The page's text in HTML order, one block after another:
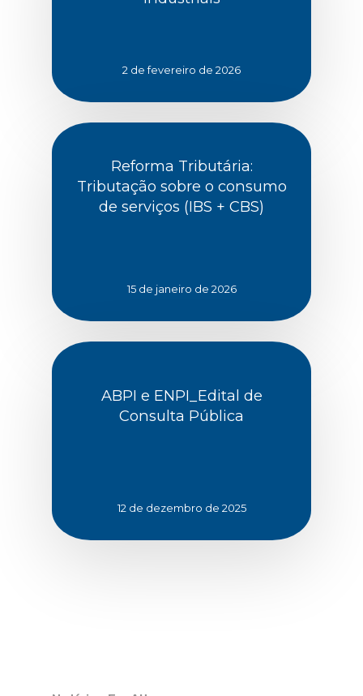
2 de fevereiro de 2026
Reforma Tributária:
Tributação sobre o consumo
de serviços (IBS + CBS)
15 de janeiro de 2026
ABPI e ENPI_Edital de
Consulta Pública
12 de dezembro de 2025